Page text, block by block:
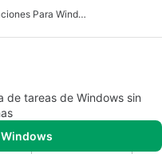
Lanzador De Aplicaciones Para Windows
de tareas de Windows sin